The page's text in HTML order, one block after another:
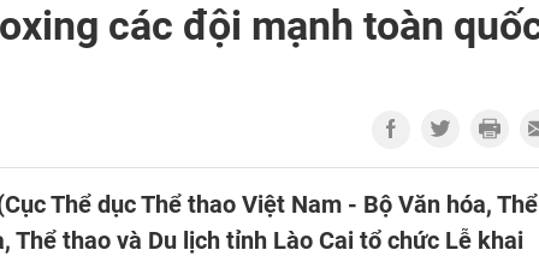
các đội mạnh toàn
Thể dục Thể thao Việt Nam - Bộ Văn hóa, Thể
Thể thao và Du lịch tỉnh Lào Cai tổ chức Lễ khai